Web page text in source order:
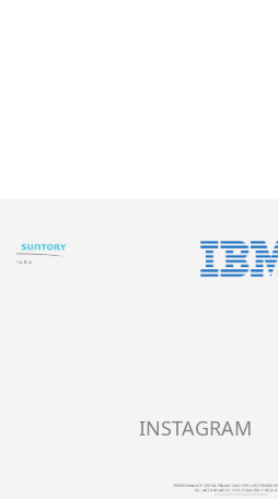
INSTAGRAM